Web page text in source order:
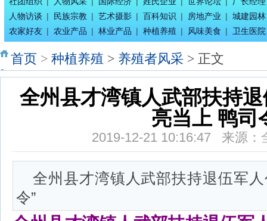
中国专家评审团主席唐国宣采访广西徐七二童事局主席蒋炳
人物访谈 | 民族宗教 | 艺术摄影 | 百科知识 | 房地产业 | 城建园林
农家好友 | 农业产品 | 林业产品 | 种植养殖 | 风味美食 | 卫生医院
首页 > 种植养殖 > 养殖者风采 > 正文
全州县才湾镇人武部扶持
亮当上 鸭司
2019-12-21 10:16:47 来源：
全州县才湾镇人武部扶持退伍军
令”